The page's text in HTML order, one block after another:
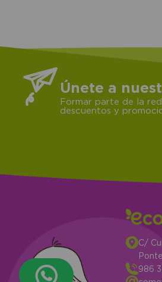
Únete a
Formar parte de la
descuentos y
C/
986